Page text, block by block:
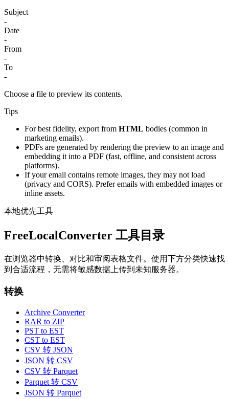
Subject
-
Date
-
From
-
To
-
Choose a file to preview its contents.
Tips
For best fidelity, export from HTML bodies (common in
marketing emails).
PDFs are generated by rendering the preview to an image and
embedding it into a PDF (fast, offline, and consistent across
platforms).
If your email contains remote images, they may not load
(privacy and CORS). Prefer emails with embedded images or
inline assets.
本地优先工具
FreeLocalConverter 工具目录
在浏览器中转换、对比和审阅表格文件。使用下方分类快速找
到合适流程，无需将敏感数据上传到未知服务器。
转换
Archive Converter
RAR to ZIP
PST to EST
CST to EST
CSV 转 JSON
JSON 转 CSV
CSV 转 Parquet
Parquet 转 CSV
JSON 转 Parquet